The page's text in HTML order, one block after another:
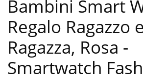
Bambini Smart
Regalo Ragazzo e
Ragazza, Rosa -
Smartwatch